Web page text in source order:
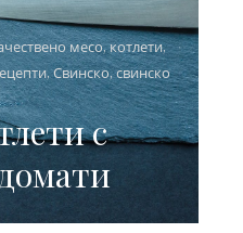
месо,котлети,
,Свинско,свинско
с